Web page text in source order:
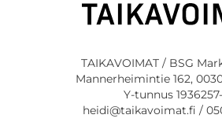
TAIKAVOIMAT / BSG
Mannerheimintie 162,
Y-tunnus
heidi@taikavoimat.fi /